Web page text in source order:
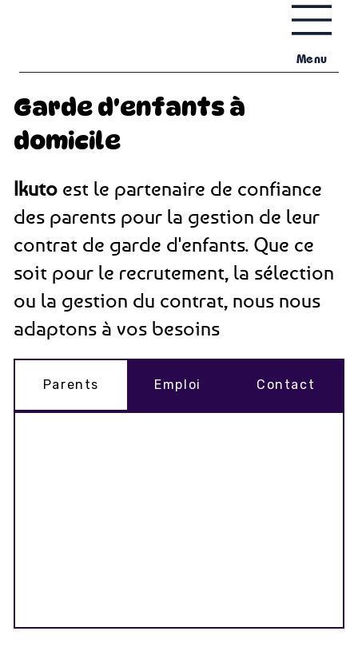
Menu
Garde d'enfants à
domicile
Ikuto est le partenaire de confiance
des parents pour la gestion de leur
contrat de garde d'enfants. Que ce
soit pour le recrutement, la sélection
ou la gestion du contrat, nous nous
adaptons à vos besoins
Parents Emploi Contact